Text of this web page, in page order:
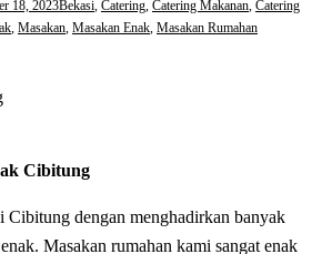
18, 2023Bekasi, Catering, Catering Makanan, Catering
, Masakan, Masakan Enak, Masakan Rumahan
Cibitung
Cibitung dengan menghadirkan banyak
Masakan rumahan kami sangat enak